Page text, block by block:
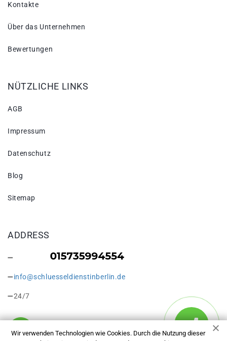
Wir verwenden Technologien wie Cookies. Durch die Nutzung dieser
Kontakte
Über das Unternehmen
Bewertungen
NÜTZLICHE LINKS
AGB
Impressum
Datenschutz
Blog
Sitemap
ADDRESS
info@schluesseldienstinberlin.de
24/7